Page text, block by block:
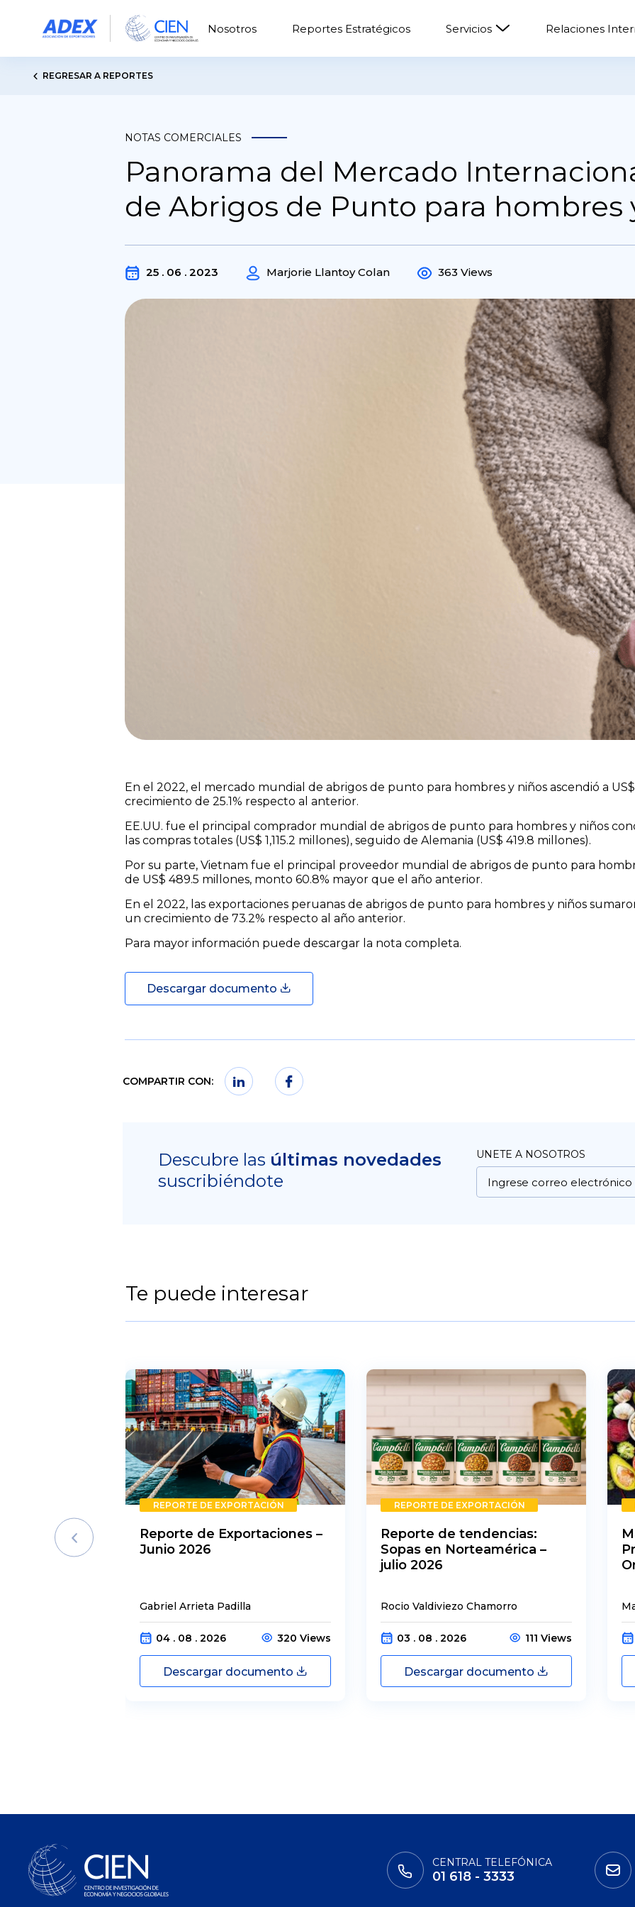
Nosotros Reportes Estratégicos Servicios Relaciones
REGRESAR A REPORTES
NOTAS COMERCIALES
Panorama del Mercado
de Abrigos de Punto para hombres
25 . 06 . 2023 Marjorie Llantoy Colan 363 Views
En el 2022, el mercado mundial de abrigos de punto para hombres y niños ascendió a
crecimiento de 25.1% respecto al anterior.
EE.UU. fue el principal comprador mundial de abrigos de punto para hombres y niños
las compras totales (US$ 1,115.2 millones), seguido de Alemania (US$ 419.8 millones).
Por su parte, Vietnam fue el principal proveedor mundial de abrigos de punto para
de US$ 489.5 millones, monto 60.8% mayor que el año anterior.
En el 2022, las exportaciones peruanas de abrigos de punto para hombres y niños
un crecimiento de 73.2% respecto al año anterior.
Para mayor información puede descargar la nota completa.
Descargar documento
COMPARTIR CON:
Descubre las últimas novedades
suscribiéndote
UNETE A NOSOTROS
Te puede interesar
REPORTE DE EXPORTACIÓN
Reporte de Exportaciones –
Junio 2026
Gabriel Arrieta Padilla
04 . 08 . 2026 320 Views
Descargar documento
REPORTE DE EXPORTACIÓN
Reporte de tendencias:
Sopas en Norteamérica –
julio 2026
Rocio Valdiviezo Chamorro
03 . 08 . 2026 111 Views
Descargar documento
CENTRAL TELEFÓNICA
01 618 - 3333